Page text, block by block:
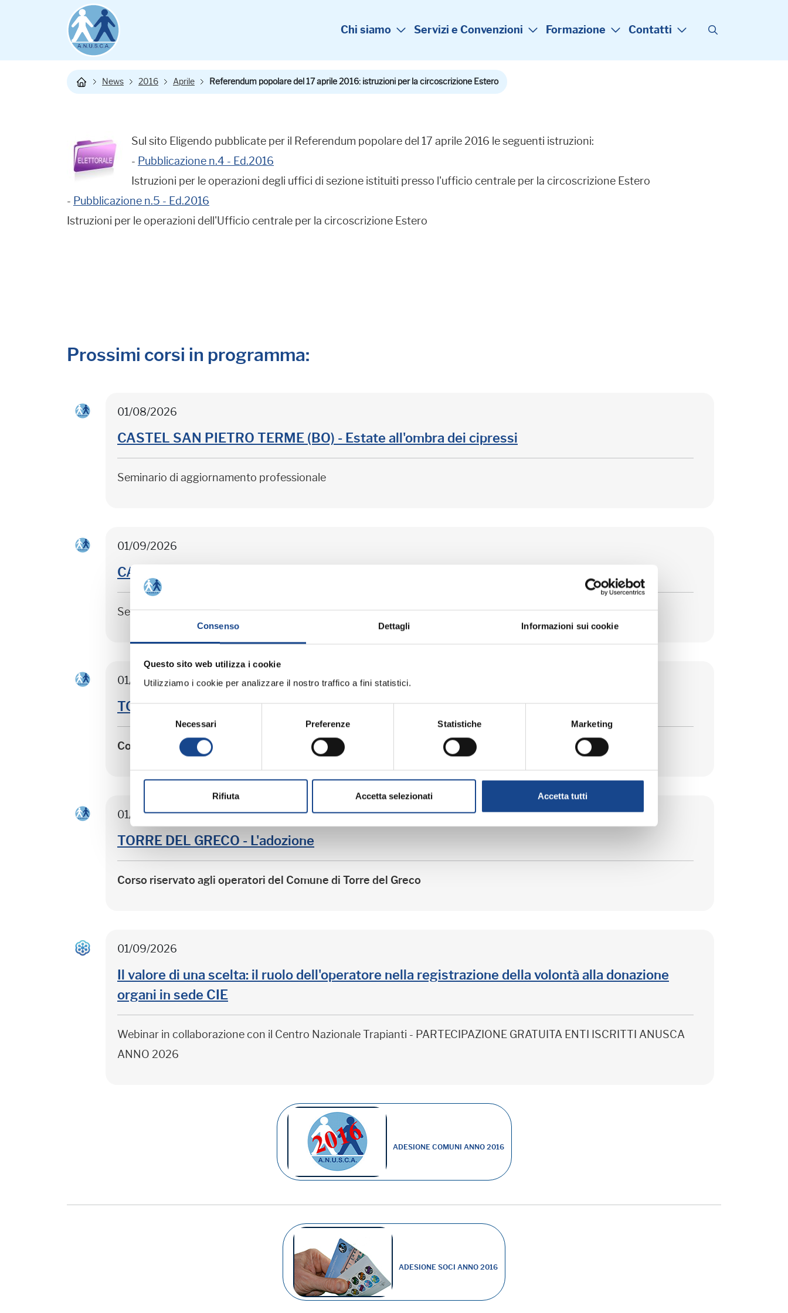
Consenso Dettagli Informazioni sui cookie
Questo sito web utilizza i cookie
Utilizziamo i cookie per analizzare il nostro traffico a fini statistici.
Selezione
del
Necessari Preferenze Statistiche Marketing
Rifiuta Accetta selezionati Accetta tutti
Chi siamo Servizi e Convenzioni Formazione Contatti
News 2016 Aprile Referendum popolare del 17 aprile 2016: istruzioni per la circoscrizione Estero
Sul sito Eligendo pubblicate per il Referendum popolare del 17 aprile 2016 le seguenti istruzioni:
- Pubblicazione n.4 - Ed.2016
Istruzioni per le operazioni degli uffici di sezione istituiti presso l'ufficio centrale per la circoscrizione Estero
- Pubblicazione n.5 - Ed.2016
Istruzioni per le operazioni dell'Ufficio centrale per la circoscrizione Estero
Prossimi corsi in programma:
01/08/2026
CASTEL SAN PIETRO TERME (BO) - Estate all'ombra dei cipressi
Seminario di aggiornamento professionale
01/09/2026
CASTEL SAN PIETRO TERME (BO) - La cittadinanza italiana dopo la legge 74/2025
Seminario di aggiornamento professionale
01/09/2026
TORRE DEL GRECO - Separazione e divorzio
Corso riservato agli operatori del Comune di Torre del Greco
01/09/2026
TORRE DEL GRECO - L'adozione
Corso riservato agli operatori del Comune di Torre del Greco
01/09/2026
Il valore di una scelta: il ruolo dell'operatore nella registrazione della volontà alla donazione
organi in sede CIE
Webinar in collaborazione con il Centro Nazionale Trapianti - PARTECIPAZIONE GRATUITA ENTI ISCRITTI ANUSCA
ANNO 2026
ADESIONE COMUNI ANNO 2016
ADESIONE SOCI ANNO 2016